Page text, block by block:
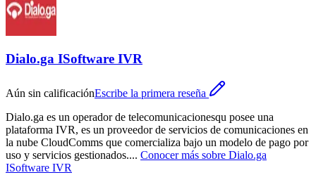
Dialo.ga ISoftware IVR
Aún sin calificaciónEscribe la primera reseña
Dialo.ga es un operador de telecomunicacionesqu posee una
plataforma IVR, es un proveedor de servicios de comunicaciones en
la nube CloudComms que comercializa bajo un modelo de pago por
uso y servicios gestionados.... Conocer más sobre Dialo.ga
ISoftware IVR